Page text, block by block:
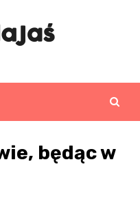
będąc w